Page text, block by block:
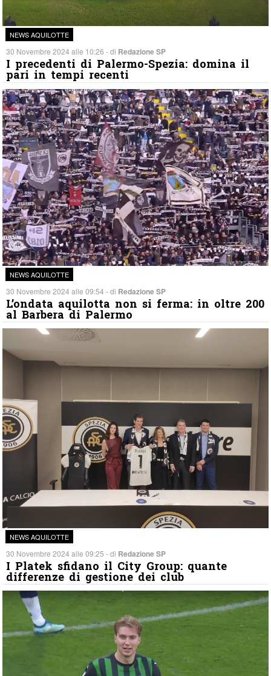
NEWS AQUILOTTE
30 Novembre 2024 alle 10:26 - di Redazione SP
I precedenti di Palermo-Spezia: domina il
pari in tempi recenti
NEWS AQUILOTTE
30 Novembre 2024 alle 09:54 - di Redazione SP
L’ondata aquilotta non si ferma: in oltre 200
al Barbera di Palermo
NEWS AQUILOTTE
30 Novembre 2024 alle 09:25 - di Redazione SP
I Platek sfidano il City Group: quante
differenze di gestione dei club